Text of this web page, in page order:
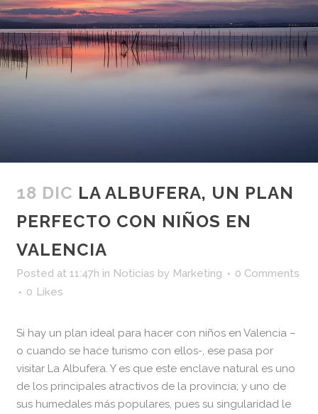
18 DIC LA ALBUFERA, UN PLAN
PERFECTO CON NIÑOS EN
VALENCIA
Posted at 11:47h in Noticias by Marketing
0 Comments
0 Likes
Si hay un plan ideal para hacer con niños en Valencia –
o cuando se hace turismo con ellos-, ese pasa por
visitar La Albufera. Y es que este enclave natural es uno
de los principales atractivos de la provincia; y uno de
sus humedales más populares, pues su singularidad le